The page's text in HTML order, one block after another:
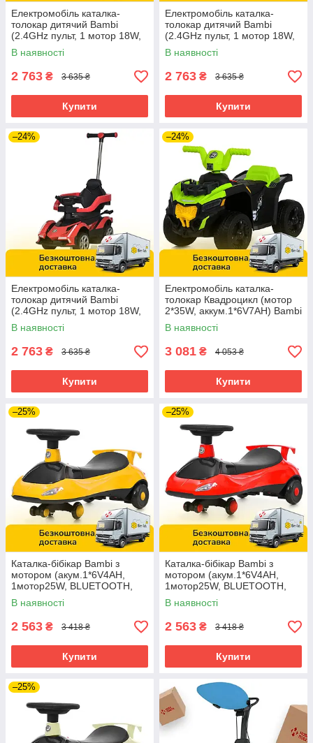
Електромобіль каталка-
толокар дитячий Bambi
(2.4GHz пульт, 1 мотор 18W,
акум. 6V4AH) M 5781EBLR-7
Помаранчевий
В наявності
2 763 ₴ 3 635 ₴
Купити
Електромобіль каталка-
толокар дитячий Bambi
(2.4GHz пульт, 1 мотор 18W,
акум. 6V4AH) M 5781EBLR-5
Зелений
В наявності
2 763 ₴ 3 635 ₴
Купити
–24%
Електромобіль каталка-
толокар дитячий Bambi
(2.4GHz пульт, 1 мотор 18W,
акум. 6V4AH) M 5781EBLR-3
Червоний
В наявності
2 763 ₴ 3 635 ₴
Купити
–24%
Електромобіль каталка-
толокар Квадроцикл (мотор
2*35W, аккум.1*6V7AH) Bambi
M 6237EBLR-5 Зелений
В наявності
3 081 ₴ 4 053 ₴
Купити
–25%
Каталка-бібікар Bambi з
мотором (акум.1*6V4AH,
1мотор25W, BLUETOOTH,
музика, світло) M 6363-6
Жовта
В наявності
2 563 ₴ 3 418 ₴
Купити
–25%
Каталка-бібікар Bambi з
мотором (акум.1*6V4AH,
1мотор25W, BLUETOOTH,
музика, світло) M 6363-3
Червона
В наявності
2 563 ₴ 3 418 ₴
Купити
–25%